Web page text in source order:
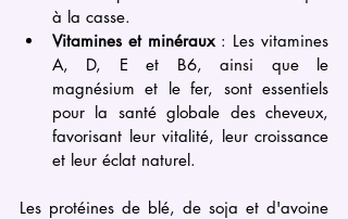
à la casse.
Vitamines et minéraux : Les vitamines
A, D, E et B6, ainsi que le
magnésium et le fer, sont essentiels
pour la santé globale des cheveux,
favorisant leur vitalité, leur croissance
et leur éclat naturel.
Les protéines de blé, de soja et d'avoine